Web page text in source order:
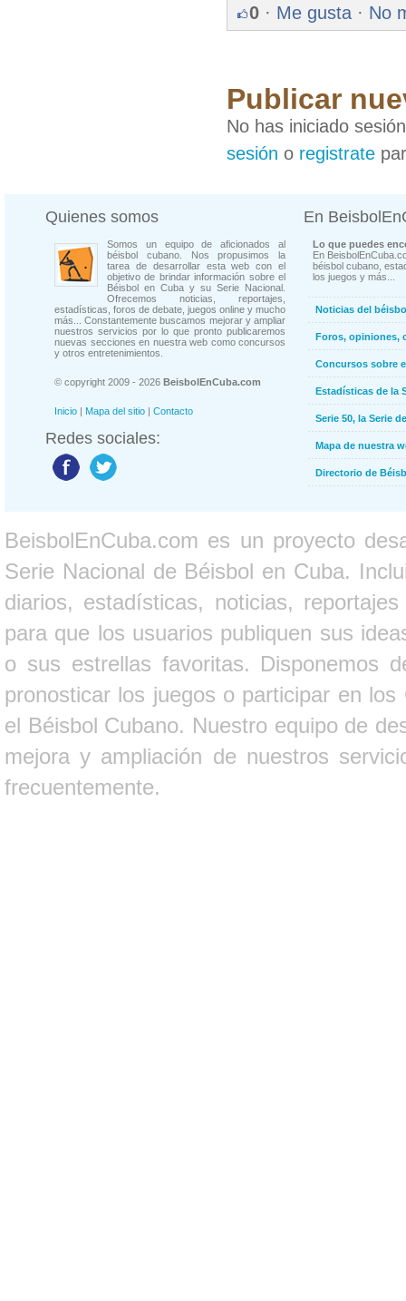
0 · Me gusta · No
Publicar
No has iniciado
sesión o registrate
Quienes somos
Somos un equipo de aficionados al
béisbol cubano. Nos propusimos la
tarea de desarrollar esta web con el
objetivo de brindar información sobre el
Béisbol en Cuba y su Serie Nacional.
Ofrecemos noticias, reportajes,
estadísticas, foros de debate, juegos online y mucho
más... Constantemente buscamos mejorar y ampliar
nuestros servicios por lo que pronto publicaremos
nuevas secciones en nuestra web como concursos
y otros entretenimientos.
© copyright 2009 - 2026 BeisbolEnCuba.com
Inicio | Mapa del sitio | Contacto
Redes sociales:
En
Lo que puedes
En
béisbol cubano,
los juegos y más...
Noticias del
Foros, opiniones,
Concursos sobre
Estadísticas de la
Serie 50, la Serie
Mapa de nuestra
Directorio de
BeisbolEnCuba.com es un proyecto
Serie Nacional de Béisbol en Cuba.
diarios, estadísticas, noticias,
para que los usuarios publiquen sus
o sus estrellas favoritas. Disponemos
pronosticar los juegos o participar en
el Béisbol Cubano. Nuestro equipo de
mejora y ampliación de nuestros
frecuentemente.